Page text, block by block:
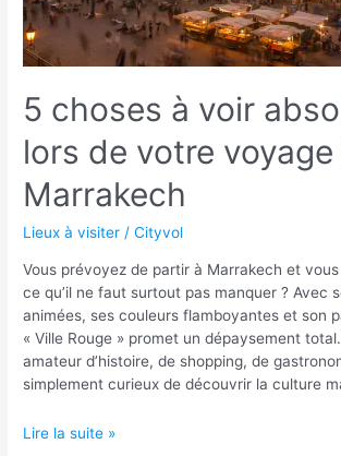
5 choses à voir
lors de votre voyage
Marrakech
Lieux à visiter /Cityvol
Vous prévoyez de partir à Marrakech et
ce qu’il ne faut surtout pas manquer ? Avec
animées, ses couleurs flamboyantes et son
« Ville Rouge » promet un dépaysement
amateur d’histoire, de shopping, de
simplement curieux de découvrir la culture
5Lire la suite »